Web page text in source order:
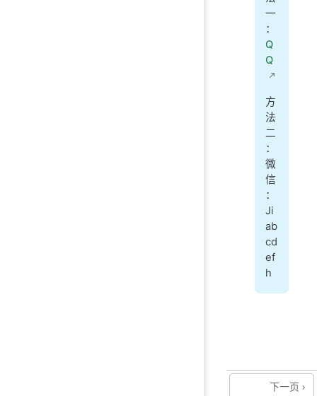
一
：
Q
Q
方
法
二
：
微
信
：
Ji
ab
cd
ef
h
下一页